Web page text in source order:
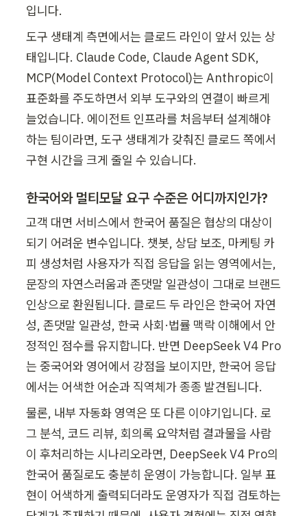
입니다.
도구 생태계 측면에서는 클로드 라인이 앞서 있는 상
태입니다. Claude Code, Claude Agent SDK,
MCP(Model Context Protocol)는 Anthropic이
표준화를 주도하면서 외부 도구와의 연결이 빠르게
늘었습니다. 에이전트 인프라를 처음부터 설계해야
하는 팀이라면, 도구 생태계가 갖춰진 클로드 쪽에서
구현 시간을 크게 줄일 수 있습니다.
한국어와 멀티모달 요구 수준은 어디까지인가?
고객 대면 서비스에서 한국어 품질은 협상의 대상이
되기 어려운 변수입니다. 챗봇, 상담 보조, 마케팅 카
피 생성처럼 사용자가 직접 응답을 읽는 영역에서는,
문장의 자연스러움과 존댓말 일관성이 그대로 브랜드
인상으로 환원됩니다. 클로드 두 라인은 한국어 자연
성, 존댓말 일관성, 한국 사회·법률 맥락 이해에서 안
정적인 점수를 유지합니다. 반면 DeepSeek V4 Pro
는 중국어와 영어에서 강점을 보이지만, 한국어 응답
에서는 어색한 어순과 직역체가 종종 발견됩니다.
물론, 내부 자동화 영역은 또 다른 이야기입니다. 로
그 분석, 코드 리뷰, 회의록 요약처럼 결과물을 사람
이 후처리하는 시나리오라면, DeepSeek V4 Pro의
한국어 품질로도 충분히 운영이 가능합니다. 일부 표
현이 어색하게 출력되더라도 운영자가 직접 검토하는